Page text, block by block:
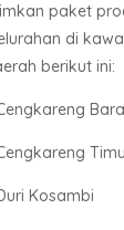
paket
di
berikut ini:
Kosambi